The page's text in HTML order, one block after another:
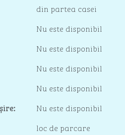
din partea casei
Nu este disponibil
Nu este disponibil
Nu este disponibil
Nu este disponibil
Nu este disponibil
loc de parcare